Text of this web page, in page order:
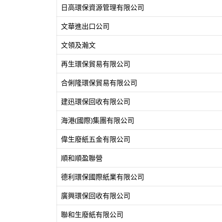
日高環保資源管理有限公司
文華進出口公司
文領及瀚文
再生環保貿易有限公司
合俐隆環保貿易有限公司
建迅環保回收有限公司
海港(國際)集團有限公司
偉生廢紙五金有限公司
順和順盈聯營
德利環保國際紙業有限公司
廣興環保回收有限公司
聯和生廢紙有限公司